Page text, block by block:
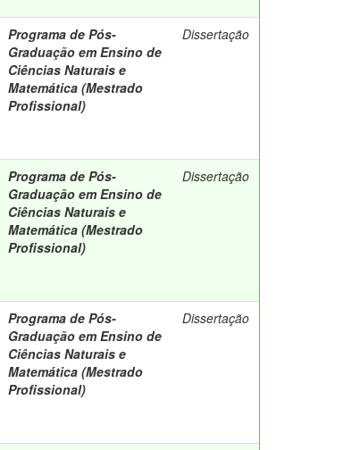
Programa de Pós-
Graduação em Ensino de
Ciências Naturais e
Matemática (Mestrado
Profissional)
Dissertação
Programa de Pós-
Graduação em Ensino de
Ciências Naturais e
Matemática (Mestrado
Profissional)
Dissertação
Programa de Pós-
Graduação em Ensino de
Ciências Naturais e
Matemática (Mestrado
Profissional)
Dissertação